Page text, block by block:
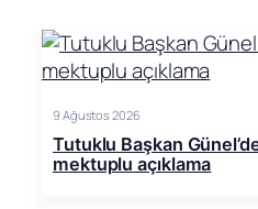
9 Ağustos 2026
Tutuklu Başkan
mektuplu açıklama